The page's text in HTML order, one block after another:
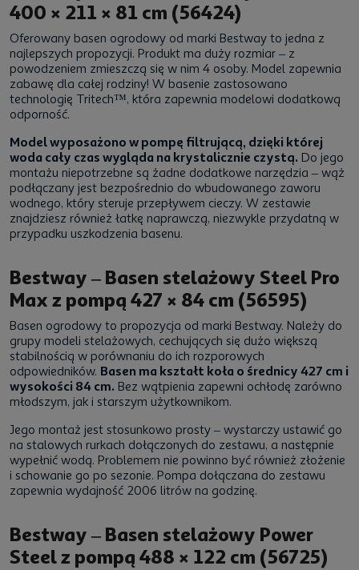
400 × 211 × 81 cm (56424)
Oferowany basen ogrodowy od marki Bestway to jedna z
najlepszych propozycji. Produkt ma duży rozmiar – z
powodzeniem zmieszczą się w nim 4 osoby. Model zapewnia
zabawę dla całej rodziny! W basenie zastosowano
technologię Tritech™, która zapewnia modelowi dodatkową
odporność.
Model wyposażono w pompę filtrującą, dzięki której
woda cały czas wygląda na krystalicznie czystą. Do jego
montażu niepotrzebne są żadne dodatkowe narzędzia – wąż
podłączany jest bezpośrednio do wbudowanego zaworu
wodnego, który steruje przepływem cieczy. W zestawie
znajdziesz również łatkę naprawczą, niezwykle przydatną w
przypadku uszkodzenia basenu.
Bestway – Basen stelażowy Steel Pro
Max z pompą 427 × 84 cm (56595)
Basen ogrodowy to propozycja od marki Bestway. Należy do
grupy modeli stelażowych, cechujących się dużo większą
stabilnością w porównaniu do ich rozporowych
odpowiedników. Basen ma kształt koła o średnicy 427 cm i
wysokości 84 cm. Bez wątpienia zapewni ochłodę zarówno
młodszym, jak i starszym użytkownikom.
Jego montaż jest stosunkowo prosty – wystarczy ustawić go
na stalowych rurkach dołączonych do zestawu, a następnie
wypełnić wodą. Problemem nie powinno być również złożenie
i schowanie go po sezonie. Pompa dołączana do zestawu
zapewnia wydajność 2006 litrów na godzinę.
Bestway – Basen stelażowy Power
Steel z pompą 488 × 122 cm (56725)